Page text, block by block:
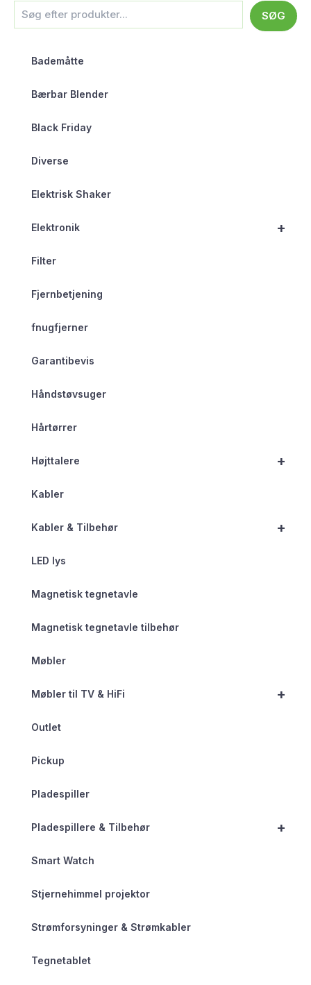
SØG
Bademåtte
Bærbar Blender
Black Friday
Diverse
Elektrisk Shaker
+
Elektronik
Filter
Fjernbetjening
fnugfjerner
Garantibevis
Håndstøvsuger
Hårtørrer
+
Højttalere
Kabler
+
Kabler & Tilbehør
LED lys
Magnetisk tegnetavle
Magnetisk tegnetavle tilbehør
Møbler
+
Møbler til TV & HiFi
Outlet
Pickup
Pladespiller
+
Pladespillere & Tilbehør
Smart Watch
Stjernehimmel projektor
Strømforsyninger & Strømkabler
Tegnetablet